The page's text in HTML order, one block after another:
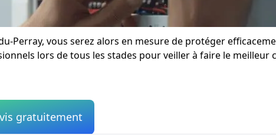
Perray, vous serez alors en mesure de protéger
lors de tous les stades pour veiller à faire le meilleur
gratuitement